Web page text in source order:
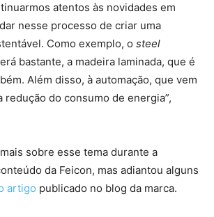
atentos às novidades em
nesse processo de criar uma
Como exemplo, o steel
bastante, a madeira laminada, que é
Além disso, à automação, que vem
redução do consumo de energia”,
sobre esse tema durante a
da Feicon, mas adiantou alguns
artigo publicado no blog da marca.